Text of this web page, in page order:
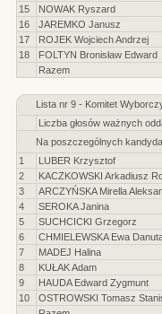
15
NOWAK Ryszard
16
JAREMKO Janusz
17
ROJEK Wojciech Andrzej
18
FOLTYN Bronisław Edward
Razem
Lista nr 9 - Komitet
Liczba głosów ważnych
Na poszczególnych
1
LUBER Krzysztof
2
KACZKOWSKI Arkadiusz
3
ARCZYŃSKA Mirella
4
SEROKA Janina
5
SUCHCICKI Grzegorz
6
CHMIELEWSKA Ewa
7
MADEJ Halina
8
KUŁAK Adam
9
HAUDA Edward Zygmunt
10
OSTROWSKI Tomasz